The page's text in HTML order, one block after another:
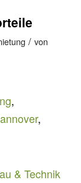
/ von
,
,
& Technik